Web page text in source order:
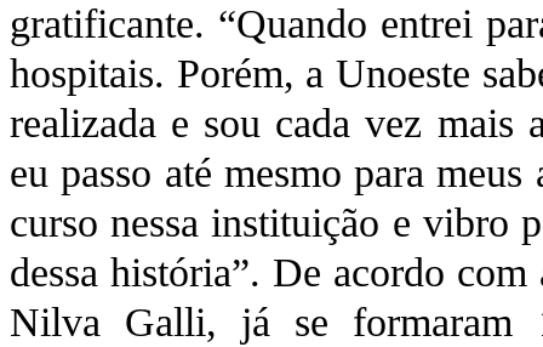
gratificante. “Quando entrei
hospitais. Porém, a Unoeste
realizada e sou cada vez mais
eu passo até mesmo para
curso nessa instituição e vibro
dessa história”. De acordo
Nilva Galli, já se formaram